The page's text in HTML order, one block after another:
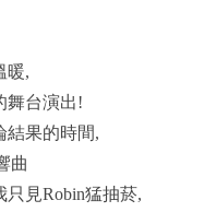
暖,
舞台演出!
結果的時間,
曲
只見Robin猛抽菸,